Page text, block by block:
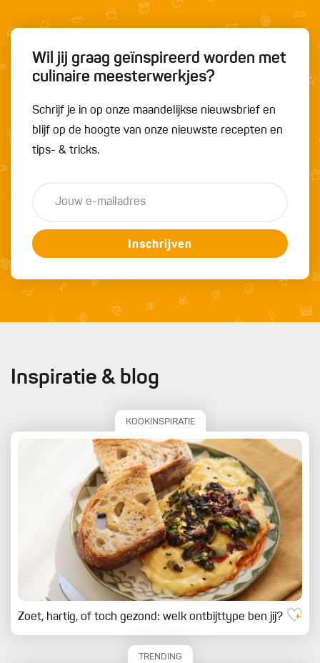
Wil jij graag geïnspireerd worden met
culinaire meesterwerkjes?
Schrijf je in op onze maandelijkse nieuwsbrief en
blijf op de hoogte van onze nieuwste recepten en
tips- & tricks.
Inschrijven
Inspiratie & blog
KOOKINSPIRATIE
Zoet, hartig, of toch gezond: welk ontbijttype ben jij?
TRENDING